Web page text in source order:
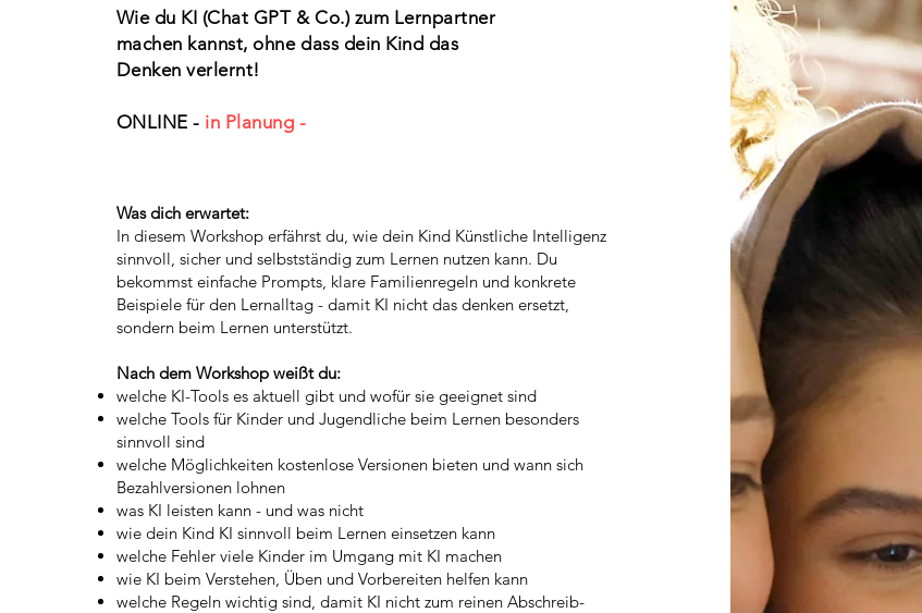
Wie du KI (Chat GPT & Co.) zum Lernpartner
machen kannst, ohne dass dein Kind das
Denken verlernt!
ONLINE - in Planung -
Was dich erwartet:
In diesem Workshop erfährst du, wie dein Kind Künstliche Intelligenz
sinnvoll, sicher und selbstständig zum Lernen nutzen kann. Du
bekommst einfache Prompts, klare Familienregeln und konkrete
Beispiele für den Lernalltag - damit KI nicht das denken ersetzt,
sondern beim Lernen unterstützt.
Nach dem Workshop weißt du:
welche KI-Tools es aktuell gibt und wofür sie geeignet sind
welche Tools für Kinder und Jugendliche beim Lernen besonders
sinnvoll sind
welche Möglichkeiten kostenlose Versionen bieten und wann sich
Bezahlversionen lohnen
was KI leisten kann - und was nicht
wie dein Kind KI sinnvoll beim Lernen einsetzen kann
welche Fehler viele Kinder im Umgang mit KI machen
wie KI beim Verstehen, Üben und Vorbereiten helfen kann
welche Regeln wichtig sind, damit KI nicht zum reinen Abschreib-